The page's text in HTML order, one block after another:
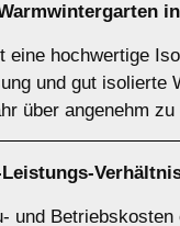
hochwertige
und gut isolierte
über angenehm zu
und